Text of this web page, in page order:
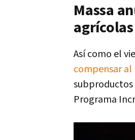
Massa
agrícolas
Así como el
compensar
Programa